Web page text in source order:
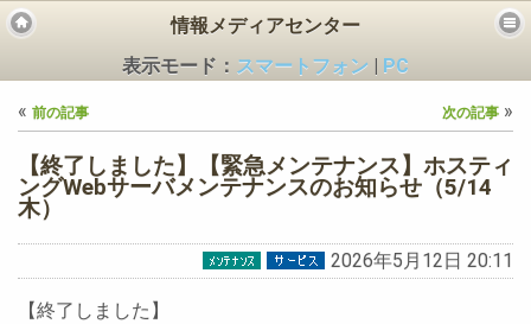
ス
情報メディアセンター
表示モード： スマートフォン
PC
« 前の記事 次の記事 »
【終了しました】【緊急メンテナンス】ホスティ
ングWebサーバメンテナンスのお知らせ（5/14
木）
2026年5月12日 20:11
【終了しました】